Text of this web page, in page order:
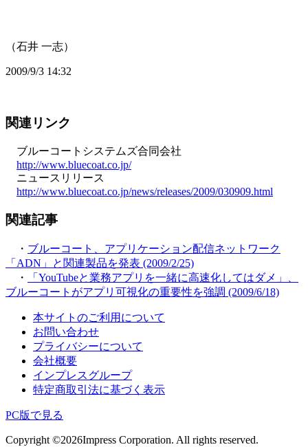
（石井 一志）
2009/9/3 14:32
関連リンク
ブルーコートシステムズ合同会社
http://www.bluecoat.co.jp/
ニュースリリース
http://www.bluecoat.co.jp/news/releases/2009/030909.html
関連記事
・ ブルーコート、アプリケーション配信ネットワーク
「ADN」と関連製品を発表 (2009/2/25)
・
「YouTubeと業務アプリを一緒に高速化してはダメ」、
ブルーコートがアプリ可視化の重要性を強調 (2009/6/18)
本サイトのご利用について
お問い合わせ
プライバシーについて
会社概要
インプレスグループ
特定商取引法に基づく表示
PC版で見る
Copyright ©2026Impress Corporation. All rights reserved.